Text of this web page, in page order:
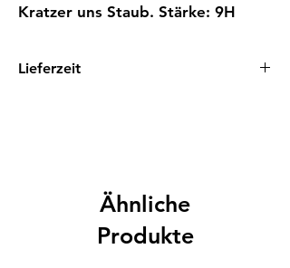
Kratzer uns Staub. Stärke: 9H
Lieferzeit
Ähnliche
Produkte